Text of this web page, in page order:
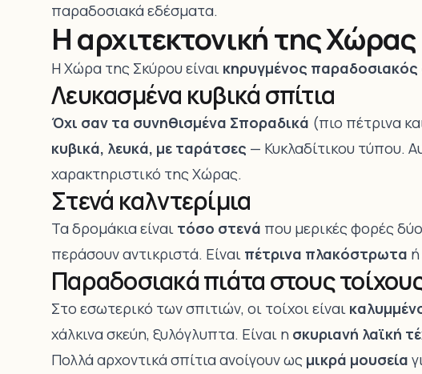
παραδοσιακά εδέσματα.
Η αρχιτεκτονική της Χώρας
Η Χώρα της Σκύρου είναι κηρυγμένος παραδοσιακός
Λευκασμένα κυβικά σπίτια
Όχι σαν τα συνηθισμένα Σποραδικά (πιο πέτρινα
κυβικά, λευκά, με ταράτσες — Κυκλαδίτικου τύπου.
χαρακτηριστικό της Χώρας.
Στενά καλντερίμια
Τα δρομάκια είναι τόσο στενά που μερικές φορές
περάσουν αντικριστά. Είναι πέτρινα πλακόστρωτα
Παραδοσιακά πιάτα στους
Στο εσωτερικό των σπιτιών, οι τοίχοι είναι
χάλκινα σκεύη, ξυλόγλυπτα. Είναι η σκυριανή λαϊκή
Πολλά αρχοντικά σπίτια ανοίγουν ως μικρά μουσεία